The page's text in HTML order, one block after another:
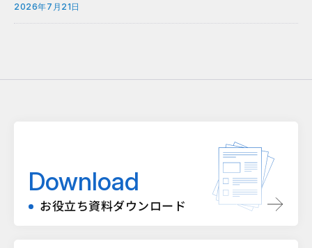
2026年7月21日
Download
お役立ち資料ダウンロード